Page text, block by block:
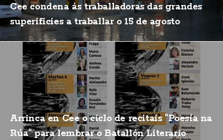
Cee condena ás traballadoras das grandes
superificies a traballar o 15 de agosto
Arrinca en Cee o ciclo de recitais "Poesía na
Rúa" para lembrar o Batallón Literario